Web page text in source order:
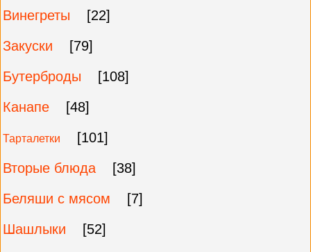
Винегреты
[22]
Закуски
[79]
Бутерброды
[108]
Канапе
[48]
Тарталетки
[101]
Вторые блюда
[38]
Беляши с мясом
[7]
Шашлыки
[52]